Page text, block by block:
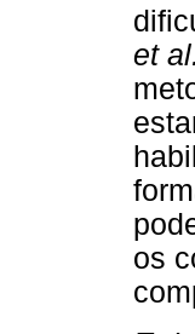
et al.
os